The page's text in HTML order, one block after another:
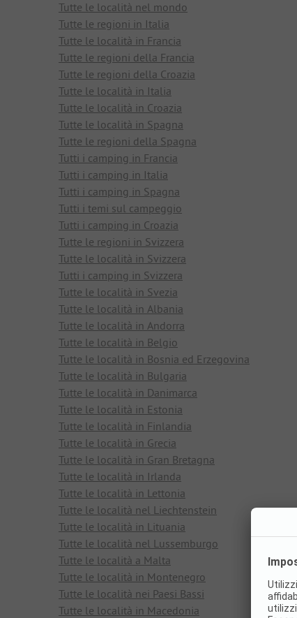
Tutte le località nel mondo
Tutte le regioni in Italia
Tutte le località in Francia
Tutte le regioni della Francia
Tutte le regioni della Croazia
Tutte le località in Italia
Tutte le località in Croazia
Tutte le località in Spagna
Tutte le regioni della Spagna
Tutti i camping in Francia
Tutti i camping in Italia
Tutti i camping in Spagna
Tutti i temi sul campeggio
Tutti i camping in Croazia
Tutte le regioni in Svizzera
Tutte le località in Svizzera
Tutti i camping in Svizzera
Tutte le località in Svezia
Tutte le località in Albania
Tutte le località in Andorra
Tutte le località in Belgio
Tutte le località in Bosnia ed Erzegovina
Tutte le località in Bulgaria
Tutte le località in Danimarca
Tutte le località in Estonia
Tutte le località in Finlandia
Tutte le località in Grecia
Tutte le località in Gran Bretagna
Tutte le località in Irlanda
Tutte le località in Lettonia
Tutte le località nel Liechtenstein
Tutte le località in Lituania
Tutte le località nel Lussemburgo
Tutte le località a Malta
Tutte le località in Montenegro
Tutte le località nei Paesi Bassi
Tutte le località in Macedonia